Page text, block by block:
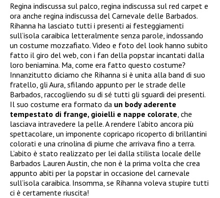
Regina indiscussa sul palco, regina indiscussa sul red carpet e
ora anche regina indiscussa del Carnevale delle Barbados.
Rihanna ha lasciato tutti i presenti ai festeggiamenti
sull’isola caraibica letteralmente senza parole, indossando
un costume mozzafiato. Video e foto del look hanno subito
fatto il giro del web, con i fan della popstar incantati dalla
loro beniamina. Ma, come era fatto questo costume?
Innanzitutto diciamo che Rihanna si è unita alla band di suo
fratello, gli Aura, sfilando appunto per le strade delle
Barbados, raccogliendo su di sé tutti gli sguardi dei presenti.
Il suo costume era formato da un body aderente
tempestato di frange, gioielli e nappe colorate , che
lasciava intravedere la pelle. A rendere l’abito ancora più
spettacolare, un imponente copricapo ricoperto di brillantini
colorati e una crinolina di piume che arrivava fino a terra.
L’abito è stato realizzato per lei dalla stilista locale delle
Barbados Lauren Austin, che non è la prima volta che crea
appunto abiti per la popstar in occasione del carnevale
sull’isola caraibica. Insomma, se Rihanna voleva stupire tutti
ci è certamente riuscita!